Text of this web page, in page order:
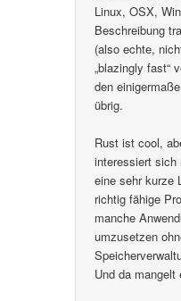
Linux, OSX,
Beschreibung
(also echte,
„blazingly fast“
den
übrig.
Rust ist cool,
interessiert sich
eine sehr kurze
richtig fähige
manche
umzusetzen
Und da